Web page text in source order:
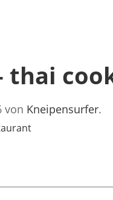
thai
von Kneipensurfer.